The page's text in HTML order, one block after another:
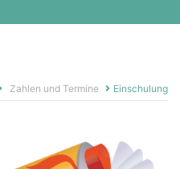
Zahlen und Termine Einschulung